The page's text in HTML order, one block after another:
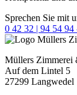
Sprechen Sie mit
0 42 32 | 94 54 94
Müllers Zimmerei
Auf dem Lintel 5
27299 Langwedel